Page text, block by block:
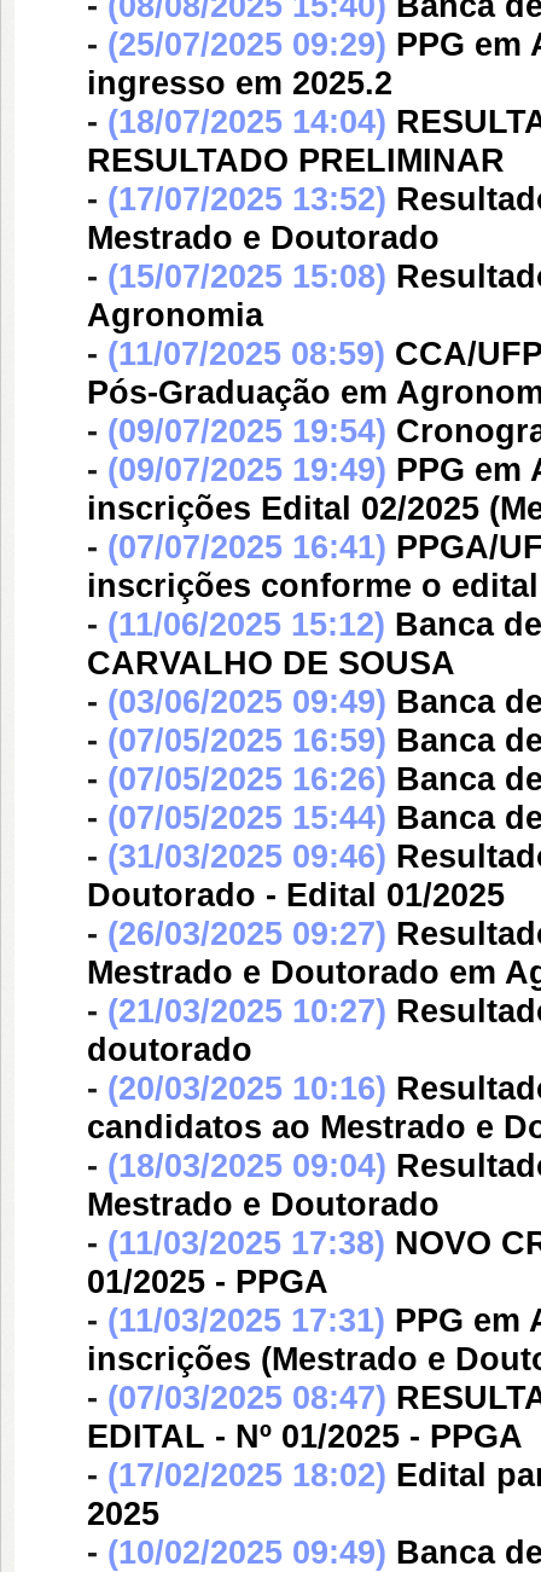
- (25/07/2025 09:29) PPG
ingresso em 2025.2
- (18/07/2025 14:04)
RESULTADO PRELIMINAR
- (17/07/2025 13:52)
Mestrado e Doutorado
- (15/07/2025 15:08)
Agronomia
- (11/07/2025 08:59) CCA/
Pós-Graduação em
- (09/07/2025 19:54)
- (09/07/2025 19:49) PPG em
inscrições Edital 02/2025
- (07/07/2025 16:41) PPGA/
inscrições conforme o edital
- (11/06/2025 15:12) Banca
CARVALHO DE SOUSA
- (03/06/2025 09:49) Banca
- (07/05/2025 16:59) Banca
- (07/05/2025 16:26) Banca
- (07/05/2025 15:44) Banca
- (31/03/2025 09:46)
Doutorado - Edital 01/2025
- (26/03/2025 09:27)
Mestrado e Doutorado em
- (21/03/2025 10:27)
doutorado
- (20/03/2025 10:16)
candidatos ao Mestrado e
- (18/03/2025 09:04)
Mestrado e Doutorado
- (11/03/2025 17:38) NOVO
01/2025 - PPGA
- (11/03/2025 17:31) PPG em
inscrições (Mestrado e
- (07/03/2025 08:47)
EDITAL - Nº 01/2025 - PPGA
- (17/02/2025 18:02) Edital
2025
- (10/02/2025 09:49) Banca